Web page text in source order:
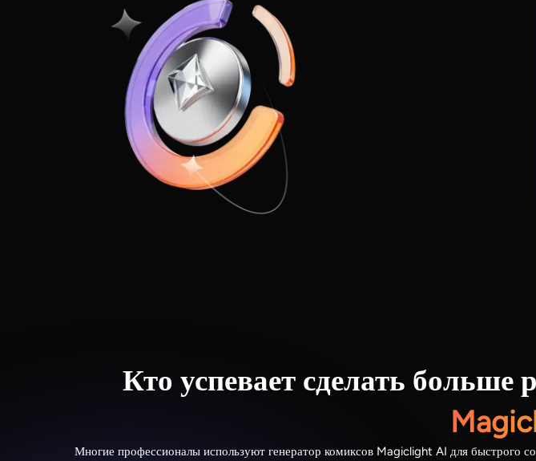
Кто успевает сделать больше
Многие профессионалы используют генератор комиксов Magiclight AI для быстрого